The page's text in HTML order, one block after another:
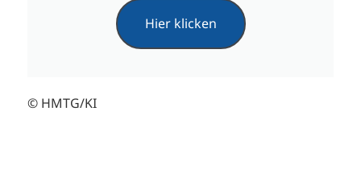
Hier klicken
© HMTG/KI